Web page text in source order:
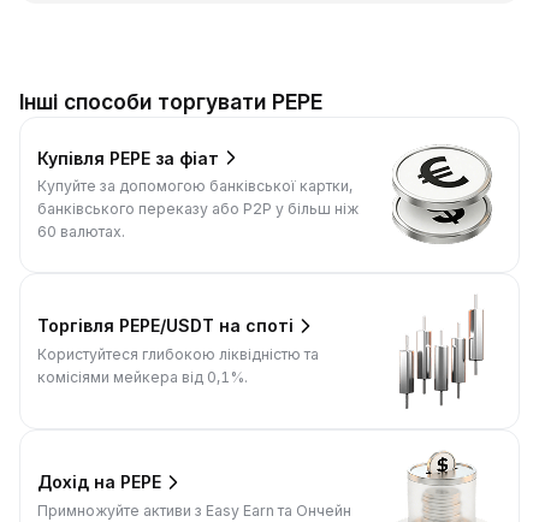
Інші способи торгувати PEPE
Купівля PEPE за фіат
Купуйте за допомогою банківської картки,
банківського переказу або P2P у більш ніж
60 валютах.
Торгівля PEPE/USDT на споті
Користуйтеся глибокою ліквідністю та
комісіями мейкера від 0,1%.
Дохід на PEPE
Примножуйте активи з Easy Earn та Ончейн